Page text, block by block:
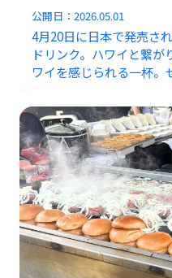
公開日：2026.05.01
4月20日に日本で発売さ
ドリンク。ハワイと繋
ワイを感じられる一杯。